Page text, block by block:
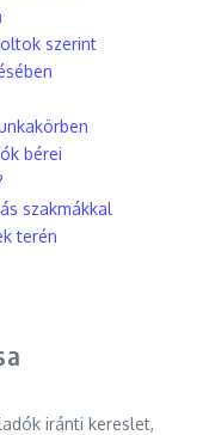
szerint
bérei
szakmákkal
terén
iránti kereslet,